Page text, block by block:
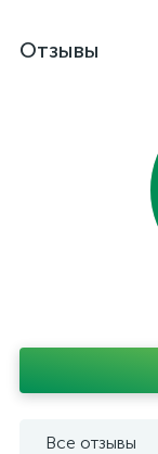
Отзывы
Все отзывы